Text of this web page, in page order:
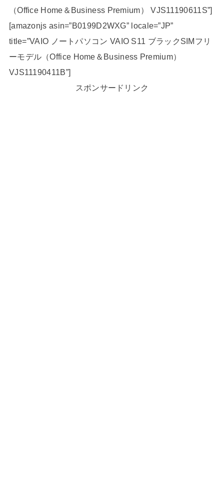
（Office Home＆Business Premium） VJS11190611S”]
[amazonjs asin=”B0199D2WXG” locale=”JP”
title=”VAIO ノートパソコン VAIO S11 ブラックSIMフリ
ーモデル（Office Home＆Business Premium）
VJS11190411B”]
スポンサードリンク